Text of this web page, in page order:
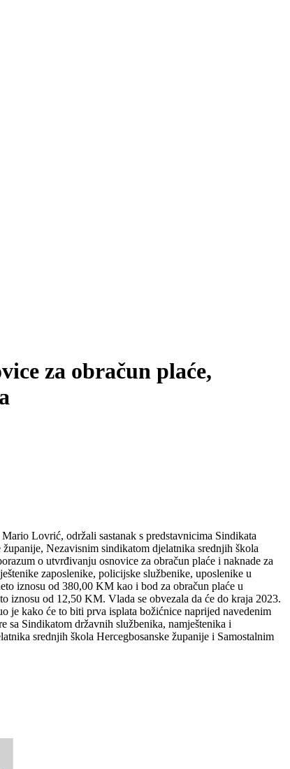
za obračun plaće,
Lovrić, održali sastanak s predstavnicima Sindikata
Nezavisnim sindikatom djelatnika srednjih škola
o utvrđivanju osnovice za obračun plaće i naknade za
zaposlenike, policijske službenike, uposlenike u
iznosu od 380,00 KM kao i bod za obračun plaće u
iznosu od 12,50 KM. Vlada se obvezala da će do kraja 2023.
je kako će to biti prva isplata božićnice naprijed navedenim
sa Sindikatom državnih službenika, namještenika i
srednjih škola Hercegbosanske županije i Samostalnim